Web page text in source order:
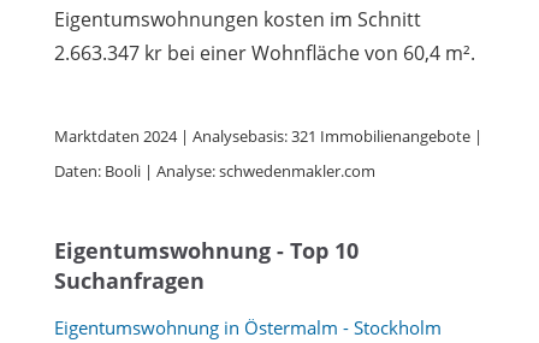
Eigentumswohnungen kosten im Schnitt
2.663.347 kr bei einer Wohnfläche von 60,4 m².
Marktdaten 2024 | Analysebasis: 321 Immobilienangebote |
Daten: Booli | Analyse: schwedenmakler.com
Eigentumswohnung - Top 10
Suchanfragen
Eigentumswohnung in Östermalm - Stockholm